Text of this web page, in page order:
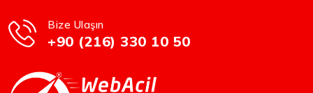
Bize Ulaşın
+90 (216) 330 10 50